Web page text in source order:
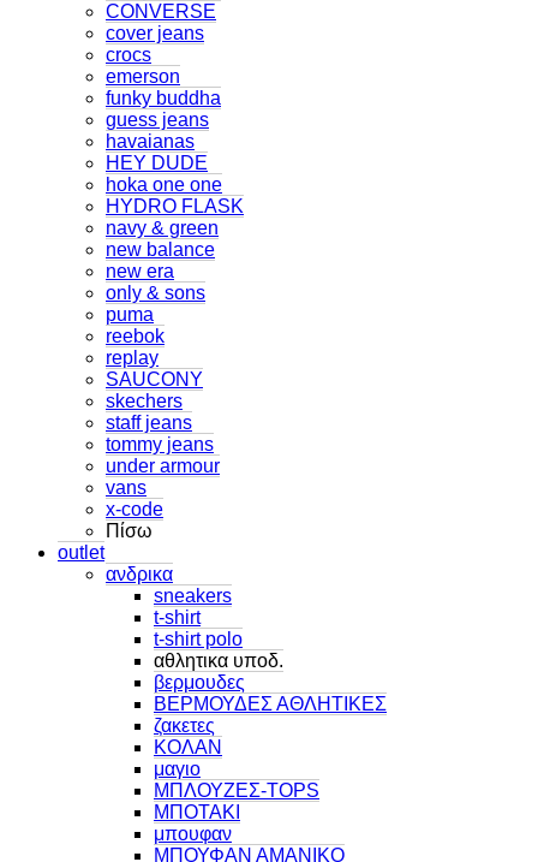
CONVERSE
cover jeans
crocs
emerson
funky buddha
guess jeans
havaianas
HEY DUDE
hoka one one
HYDRO FLASK
navy & green
new balance
new era
only & sons
puma
reebok
replay
SAUCONY
skechers
staff jeans
tommy jeans
under armour
vans
x-code
Πίσω
outlet
ανδρικα
sneakers
t-shirt
t-shirt polo
αθλητικα υποδ.
βερμουδες
ΒΕΡΜΟΥΔΕΣ ΑΘΛΗΤΙΚΕΣ
ζακετες
ΚΟΛΑΝ
μαγιο
ΜΠΛΟΥΖΕΣ-TOPS
ΜΠΟΤΑΚΙ
μπουφαν
ΜΠΟΥΦΑΝ ΑΜΑΝΙΚΟ